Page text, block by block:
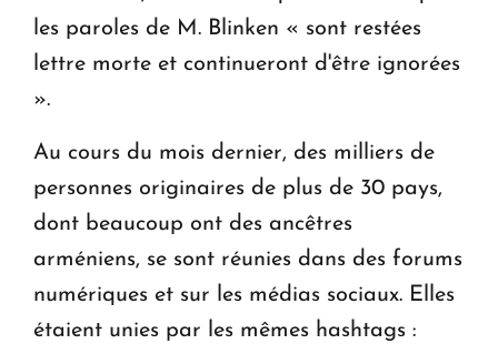
les paroles de M. Blinken « sont restées
lettre morte et continueront d'être ignorées
».
Au cours du mois dernier, des milliers de
personnes originaires de plus de 30 pays,
dont beaucoup ont des ancêtres
arméniens, se sont réunies dans des forums
numériques et sur les médias sociaux. Elles
étaient unies par les mêmes hashtags :